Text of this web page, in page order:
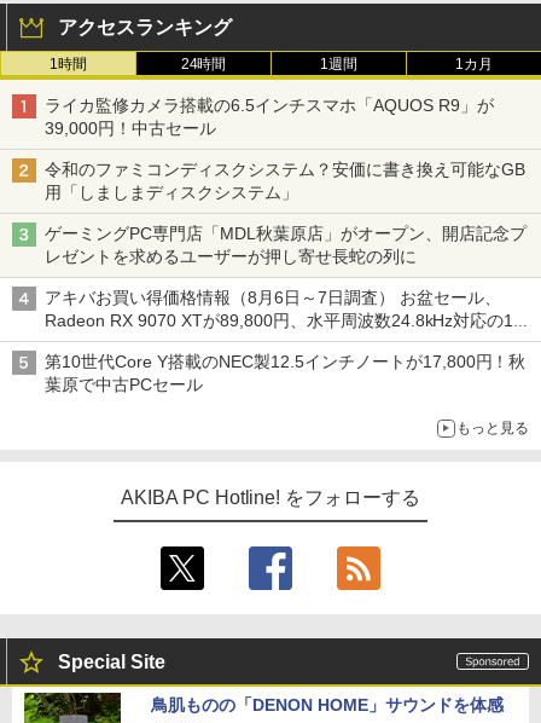
アクセスランキング
1時間 24時間 1週間 1カ月
ライカ監修カメラ搭載の6.5インチスマホ「AQUOS R9」が
39,000円！中古セール
令和のファミコンディスクシステム？安価に書き換え可能なGB
用「しましまディスクシステム」
ゲーミングPC専門店「MDL秋葉原店」がオープン、開店記念プ
レゼントを求めるユーザーが押し寄せ長蛇の列に
アキバお買い得価格情報（8月6日～7日調査） お盆セール、
Radeon RX 9070 XTが89,800円、水平周波数24.8kHz対応の17
型モニターが9,801円、暑さ指数連動セール ほか
第10世代Core Y搭載のNEC製12.5インチノートが17,800円！秋
葉原で中古PCセール
もっと見る
AKIBA PC Hotline! をフォローする
Special Site
鳥肌ものの「DENON HOME」サウンドを体感